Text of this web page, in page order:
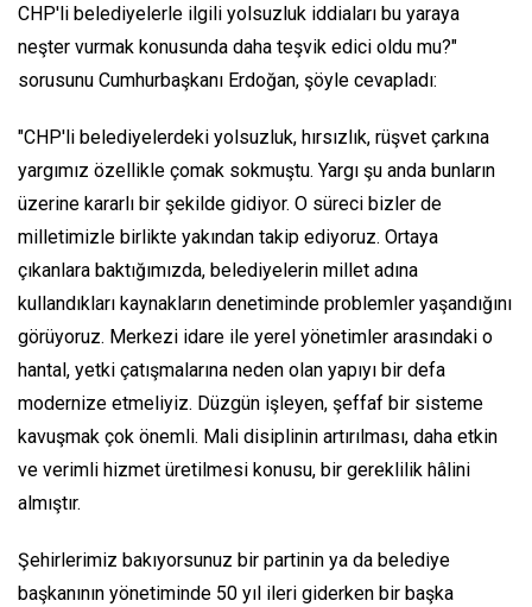
CHP'li belediyelerle ilgili yolsuzluk iddiaları bu yaraya
neşter vurmak konusunda daha teşvik edici oldu mu?"
sorusunu Cumhurbaşkanı Erdoğan, şöyle cevapladı:
"CHP'li belediyelerdeki yolsuzluk, hırsızlık, rüşvet çarkına
yargımız özellikle çomak sokmuştu. Yargı şu anda bunların
üzerine kararlı bir şekilde gidiyor. O süreci bizler de
milletimizle birlikte yakından takip ediyoruz. Ortaya
çıkanlara baktığımızda, belediyelerin millet adına
kullandıkları kaynakların denetiminde problemler yaşandığını
görüyoruz. Merkezi idare ile yerel yönetimler arasındaki o
hantal, yetki çatışmalarına neden olan yapıyı bir defa
modernize etmeliyiz. Düzgün işleyen, şeffaf bir sisteme
kavuşmak çok önemli. Mali disiplinin artırılması, daha etkin
ve verimli hizmet üretilmesi konusu, bir gereklilik hâlini
almıştır.
Şehirlerimiz bakıyorsunuz bir partinin ya da belediye
başkanının yönetiminde 50 yıl ileri giderken bir başka